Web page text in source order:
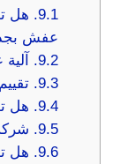
9.1. هل
عفش
9.2.
9.3.
9.4. هل
9.5.
9.6. هل